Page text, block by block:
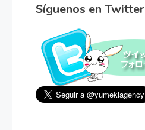
Síguenos en Twitter